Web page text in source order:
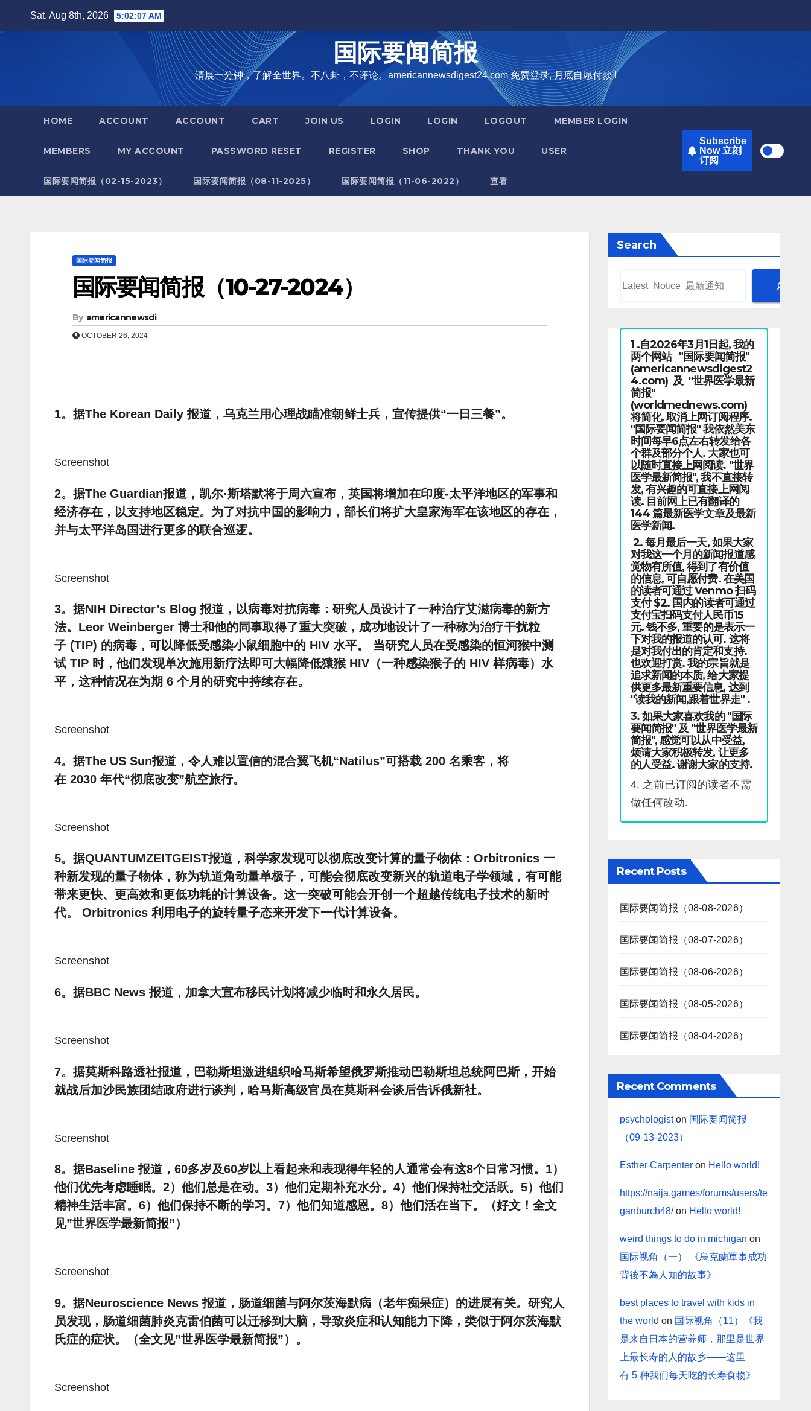
Sat. Aug 8th, 2026 5:02:08 AM
国际要闻简报
清晨一分钟，了解全世界。不八卦，不评论。americannewsdigest24.com 免费登录, 月底自愿付款 !
HOME ACCOUNT ACCOUNT CART JOIN US LOGIN LOGIN LOGOUT MEMBER LOGIN
MEMBERS MY ACCOUNT PASSWORD RESET REGISTER SHOP THANK YOU USER
国际要闻简报（02-15-2023） 国际要闻简报（08-11-2025） 国际要闻简报（11-06-2022） 查看
Subscribe
Now 立刻
订阅
国际要闻简报
国际要闻简报（10-27-2024）
By americannewsdi
OCTOBER 26, 2024
1。据The Korean Daily 报道，乌克兰用心理战瞄准朝鲜士兵，宣传提供“一日三餐”。
Screenshot
2。据The Guardian报道，凯尔·斯塔默将于周六宣布，英国将增加在印度-太平洋地区的军事和
经济存在，以支持地区稳定。为了对抗中国的影响力，部长们将扩大皇家海军在该地区的存在，
并与太平洋岛国进行更多的联合巡逻。
Screenshot
3。据NIH Director’s Blog 报道，以病毒对抗病毒：研究人员设计了一种治疗艾滋病毒的新方
法。Leor Weinberger 博士和他的同事取得了重大突破，成功地设计了一种称为治疗干扰粒
子 (TIP) 的病毒，可以降低受感染小鼠细胞中的 HIV 水平。 当研究人员在受感染的恒河猴中测
试 TIP 时，他们发现单次施用新疗法即可大幅降低猿猴 HIV（一种感染猴子的 HIV 样病毒）水
平，这种情况在为期 6 个月的研究中持续存在。
Screenshot
4。据The US Sun报道，令人难以置信的混合翼飞机“Natilus”可搭载 200 名乘客，将
在 2030 年代“彻底改变”航空旅行。
Screenshot
5。据QUANTUMZEITGEIST报道，科学家发现可以彻底改变计算的量子物体：Orbitronics 一
种新发现的量子物体，称为轨道角动量单极子，可能会彻底改变新兴的轨道电子学领域，有可能
带来更快、更高效和更低功耗的计算设备。这一突破可能会开创一个超越传统电子技术的新时
代。 Orbitronics 利用电子的旋转量子态来开发下一代计算设备。
Screenshot
6。据BBC News 报道，加拿大宣布移民计划将减少临时和永久居民。
Screenshot
7。据莫斯科路透社报道，巴勒斯坦激进组织哈马斯希望俄罗斯推动巴勒斯坦总统阿巴斯，开始
就战后加沙民族团结政府进行谈判，哈马斯高级官员在莫斯科会谈后告诉俄新社。
Screenshot
8。据Baseline 报道，60多岁及60岁以上看起来和表现得年轻的人通常会有这8个日常习惯。1）
他们优先考虑睡眠。2）他们总是在动。3）他们定期补充水分。4）他们保持社交活跃。5）他们
精神生活丰富。6）他们保持不断的学习。7）他们知道感恩。8）他们活在当下。（好文！全文
见”世界医学最新简报”）
Screenshot
9。据Neuroscience News 报道，肠道细菌与阿尔茨海默病（老年痴呆症）的进展有关。研究人
员发现，肠道细菌肺炎克雷伯菌可以迁移到大脑，导致炎症和认知能力下降，类似于阿尔茨海默
氏症的症状。（全文见”世界医学最新简报”）。
Screenshot
Search
1 .自2026年3月1日起, 我的
两个网站 "国际要闻简报"
(americannewsdigest2
4.com) 及 "世界医学最新
简报"
(worldmednews.com)
将简化, 取消上网订阅程序.
"国际要闻简报" 我依然美东
时间每早6点左右转发给各
个群及部分个人. 大家也可
以随时直接上网阅读. "世界
医学最新简报", 我不直接转
发, 有兴趣的可直接上网阅
读. 目前网上已有翻译的
144 篇最新医学文章及最新
医学新闻.
2. 每月最后一天, 如果大家
对我这一个月的新闻报道感
觉物有所值, 得到了有价值
的信息, 可自愿付费. 在美国
的读者可通过 Venmo 扫码
支付 $2. 国内的读者可通过
支付宝扫码支付人民币15
元. 钱不多, 重要的是表示一
下对我的报道的认可. 这将
是对我付出的肯定和支持.
也欢迎打赏. 我的宗旨就是
追求新闻的本质, 给大家提
供更多最新重要信息, 达到
"读我的新闻,跟着世界走" .
3. 如果大家喜欢我的 "国际
要闻简报" 及 "世界医学最新
简报", 感觉可以从中受益,
烦请大家积极转发, 让更多
的人受益. 谢谢大家的支持.
4. 之前已订阅的读者不需
做任何改动.
Recent Posts
国际要闻简报（08-08-2026）
国际要闻简报（08-07-2026）
国际要闻简报（08-06-2026）
国际要闻简报（08-05-2026）
国际要闻简报（08-04-2026）
Recent Comments
psychologiston 国际要闻简报
（09-13-2023）
Esther Carpenteron Hello world!
https://naija.games/forums/users/te
ganburch48/on Hello world!
weird things to do in michigan on
国际视角（一） 《烏克蘭軍事成功
背後不為人知的故事》
best places to travel with kids in
the world on 国际视角（11）《我
是来自日本的营养师，那里是世界
上最长寿的人的故乡——这里
有 5 种我们每天吃的长寿食物》